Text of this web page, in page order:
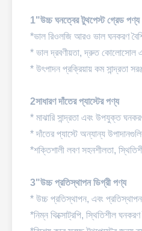
1"উচ্চ ঘনত্বের টুথপেস্ট গ্রেড পণ্য
*ভাল রিওলজি আরও ভাল ঘনকরণ
* ভাল দ্রবণীয়তা, দ্রুত কোলোসোল
* উৎপাদন প্রক্রিয়ায় কম সান্দ্রতা
2সাধারণ দাঁতের প্যাস্টের পণ্য
* মাঝারি সান্দ্রতা এবং উপযুক্ত
* দাঁতের প্যাস্টে অন্যান্য
*শক্তিশালী লবণ সহনশীলতা,
3"উচ্চ প্রতিস্থাপন ডিগ্রী পণ্য
* উচ্চ প্রতিস্থাপন, এবং
*নিম্ন থিক্সোট্রপি, স্থিতিশীল ঘনকরণ